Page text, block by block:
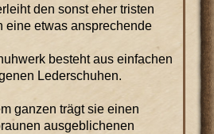
den sonst eher tristen
eine etwas ansprechende
besteht aus einfachen
Lederschuhen.
ganzen trägt sie einen
ausgeblichenen